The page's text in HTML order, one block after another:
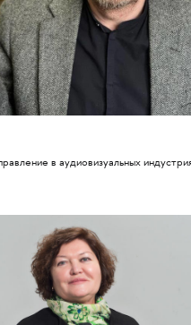
в аудиовизуальных